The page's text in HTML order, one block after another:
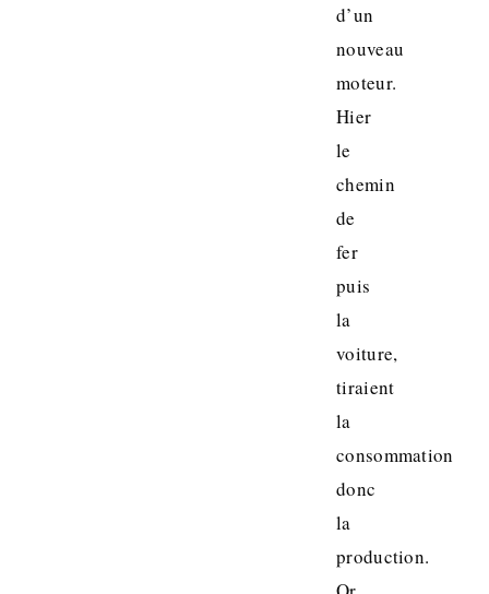
d’un
nouveau
moteur.
Hier
le
chemin
de
fer
puis
la
voiture,
tiraient
la
consommation
donc
la
production.